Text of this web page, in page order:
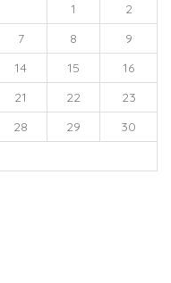
1
2
7 8
9
14 15
16
21 22
23
28 29
30